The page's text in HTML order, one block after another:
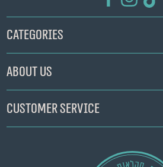
Categories
About us
Customer service